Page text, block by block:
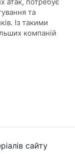
та
Із такими
компаній
сайту